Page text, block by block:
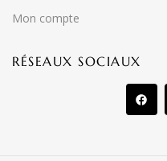
Mon compte
RÉSEAUX SOCIAUX